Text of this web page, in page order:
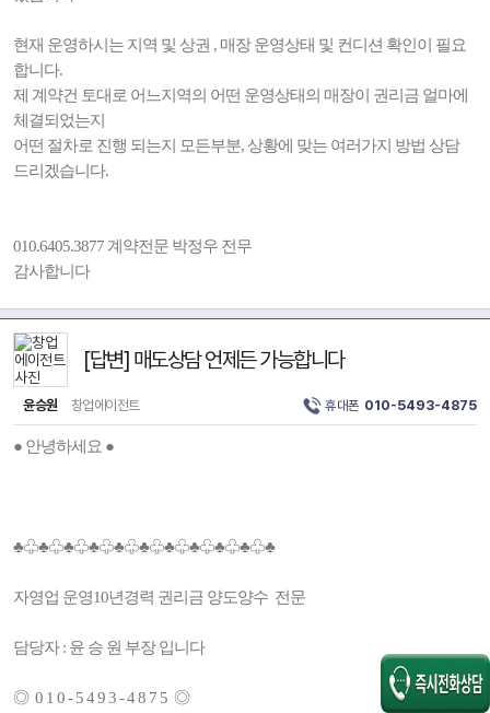
현재 운영하시는 지역 및 상권 , 매장 운영상태 및 컨디션 확인이 필요
합니다.
제 계약건 토대로 어느지역의 어떤 운영상태의 매장이 권리금 얼마에
체결되었는지
어떤 절차로 진행 되는지 모든부분, 상황에 맞는 여러가지 방법 상담
드리겠습니다.
010.6405.3877 계약전문 박정우 전무
감사합니다
[답변] 매도상담 언제든 가능합니다
윤승원 창업에이전트 휴대폰 010-5493-4875
● 안녕하세요 ●
♣♧♣♧♣♧♣♧♣♧♣♧♣♧♣♧♣♧♣♧♣
자영업 운영10년경력 권리금 양도양수 전문
담당자 : 윤 승 원 부장 입니다
◎ 0 1 0 - 5 4 9 3 - 4 8 7 5 ◎